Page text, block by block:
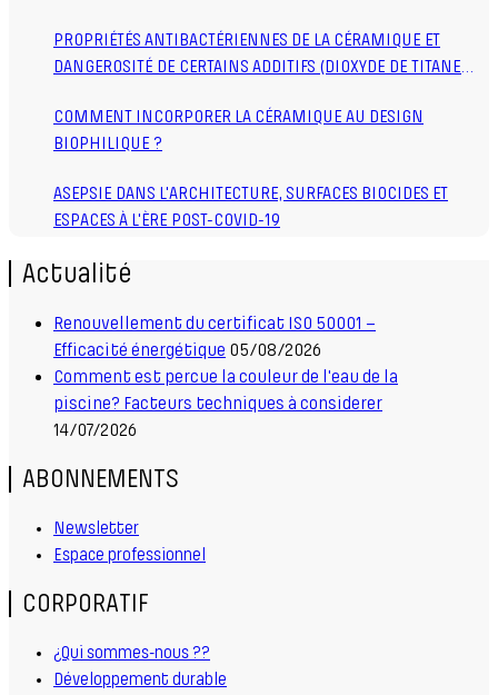
PROPRIÉTÉS ANTIBACTÉRIENNES DE LA CÉRAMIQUE ET
DANGEROSITÉ DE CERTAINS ADDITIFS (DIOXYDE DE TITANE
COMMENT INCORPORER LA CÉRAMIQUE AU DESIGN
BIOPHILIQUE ?
ASEPSIE DANS L'ARCHITECTURE, SURFACES BIOCIDES ET
ESPACES À L'ÈRE POST-COVID-19
Actualité
Renouvellement du certificat ISO 50001 –
Efficacité énergétique 05/08/2026
Comment est percue la couleur de l'eau de la
piscine? Facteurs techniques à considerer
14/07/2026
ABONNEMENTS
Newsletter
Espace professionnel
CORPORATIF
¿Qui sommes-nous ??
Développement durable